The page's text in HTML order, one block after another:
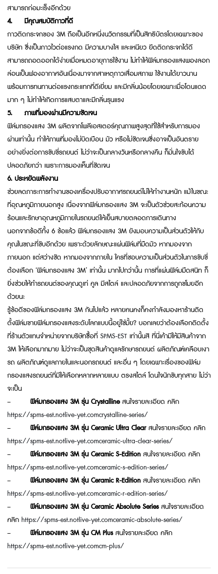
สามารถก่อมะเร็งอีกด้วย
4.
มีคุณสมบัติกาวที่ดี
กาวติดกระจกของ 3M ถือเป็นอีกหนึ่งนวัตกรรมที่เป็นสิทธิบัตรโดยเฉพาะของ
บริษัท ซึ่งเป็นกาวไวต่อแรงกด มีความบางใส และเหนียว ยึดติดกระจกได้ดี
สามารถถอดออกได้ง่ายเมื่อหมดอายุการใช้งาน ไม่ทำให้ฟิล์มกรองแสงพองลอก
ล่อนเป็นฟองอากาศอันเนื่องมาจากสาเหตุกาวเสื่อมสภาพ ใช้งานได้ยาวนาน
พร้อมการทนทานต่อแรงกระแทกที่ดีเยี่ยม และมีกลิ่นน้อยโดยเฉพาะเมื่อโดนแดด
มาก ๆ ไม่ทำให้เกิดการแสบตาและมีกลิ่นรุนแรง
5.
ภาพที่มองผ่านมีความชัดเจน
ฟิล์มกรองแสง 3M ผลิตจากโพลีเอสเตอร์คุณภาพสูงสุดที่ใช้สำหรับการมอง
ผ่านเท่านั้น ทำให้ภาพที่มองไม่บิดเบือน มัว หรือไม่ชัดเจนซึ่งอาจเป็นอันตราย
อย่างยิ่งต่อการขับขี่รถยนต์ ไม่ว่าจะเป็นกลางวันหรือกลางคืน ก็มั่นใจขับได้
ปลอดภัยกว่า เพราะการมองเห็นที่ชัดเจน
6. ประหยัดพลังงาน
ช่วยลดภาระการทำงานของเครื่องปรับอากาศรถยนต์ไม่ให้ทำงานหนัก แม้ในขณะ
ที่อุณหภูมิภายนอกสูง เนื่องจากฟิล์มกรองแสง 3M จะเป็นตัวช่วยสะท้อนความ
ร้อนและรักษาอุณหภูมิภายในรถยนต์ให้เย็นสบายตลอดการเดินทาง
นอกจากข้อดีทั้ง 6 ข้อแล้ว ฟิล์มกรองแสง 3M ยังมอบความเป็นส่วนตัวให้กับ
คุณในขณะที่ขับอีกด้วย เพราะด้วยลักษณะแผ่นฟิล์มที่มืดมัว หากมองจาก
ภายนอก แต่สว่างชัด หากมองจากภายใน ใครที่ชอบความเป็นส่วนตัวในการขับขี่
ต้องเลือก ‘ฟิล์มกรองแสง 3M’ เท่านั้น มากไปกว่านั้น การที่แผ่นฟิล์มมืดสนิท ก็
ยิ่งช่วยให้ทำรถยนต์ของคุณดูเท่ คูล มีสไตล์ และปลอดภัยจากการถูกขโมยอีก
ด้วยนะ
รู้ข้อดีของฟิล์มกรองแสง 3M กันไปแล้ว หลายคนคงก็คงกำลังมองหาร้านติด
ตั้งฟิล์มขายฟิล์มกรองแสงระดับโลกแบบนี้อยู่ใช่มั้ย? บอกเลยว่าต้องเลือกติดตั้ง
ที่ร้านตัวแทนจำหน่ายจากบริษัทซื้อที่ SPMS-EST เท่านั้นสิ ที่นี่เค้ามีให้มีสินค้าจาก
3M ให้เลือกมากมาย ไม่ว่าจะเป็นชุดสินค้าดูแลรักษารถยนต์ ผลิตภัณฑ์เคลือบเงา
รถ ผลิตภัณฑ์ดูแลภายในและนอกรถยนต์ และอื่น ๆ โดยเฉพาะเรื่องของฟิล์ม
กรองแสงรถยนต์ที่มีให้เลือกหลากหลายแบบ ตรงสไตล์ โดนใจนักขับทุกสาย ไม่ว่า
จะเป็น
– ฟิล์มกรองแสง 3M รุ่น Crystallineสนใจรายละเอียด คลิก
https://spms-est.notlive-yet.comcrystalline-series/
– ฟิล์มกรองแสง 3M รุ่น Ceramic Ultra Clearสนใจรายละเอียด คลิก
https://spms-est.notlive-yet.comceramic-ultra-clear-series/
– ฟิล์มกรองแสง 3M รุ่น Ceramic S-Edition สนใจรายละเอียด คลิก
https://spms-est.notlive-yet.comceramic-s-edition-series/
– ฟิล์มกรองแสง 3M รุ่น Ceramic R-Edition สนใจรายละเอียด คลิก
https://spms-est.notlive-yet.comceramic-r-edition-series/
– ฟิล์มกรองแสง 3M รุ่น Ceramic Absolute Seriesสนใจรายละเอียด
คลิก https://spms-est.notlive-yet.comceramic-absolute-series/
– ฟิล์มกรองแสง 3M รุ่น CM Plus สนใจรายละเอียด คลิก
https://spms-est.notlive-yet.comcm-plus/